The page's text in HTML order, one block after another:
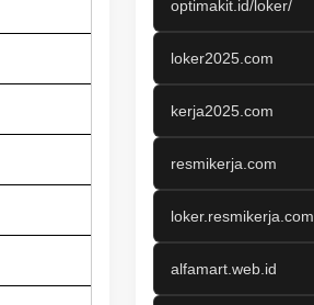
optimakit.id/loker/
loker2025.com
kerja2025.com
resmikerja.com
loker.resmikerja.com
alfamart.web.id